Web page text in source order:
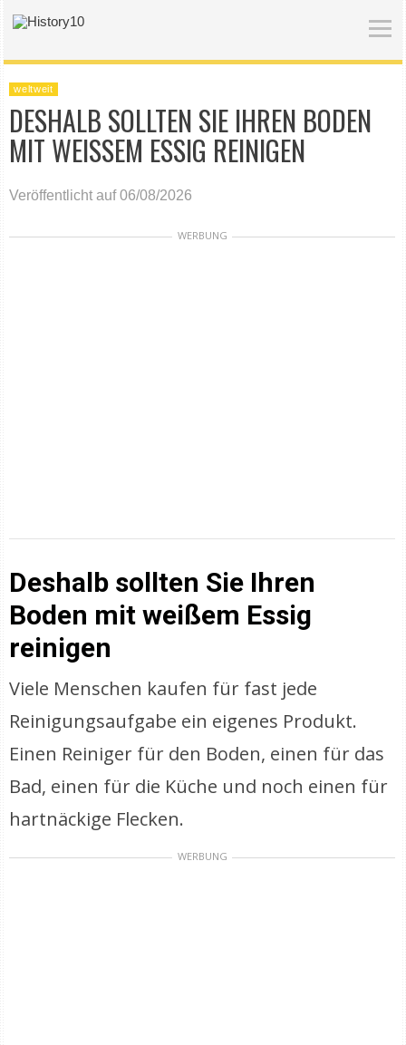
weltweit
DESHALB SOLLTEN SIE IHREN BODEN
MIT WEISSEM ESSIG REINIGEN
Veröffentlicht auf 06/08/2026
WERBUNG
Deshalb sollten Sie Ihren
Boden mit weißem Essig
reinigen
Viele Menschen kaufen für fast jede
Reinigungsaufgabe ein eigenes Produkt.
Einen Reiniger für den Boden, einen für das
Bad, einen für die Küche und noch einen für
hartnäckige Flecken.
WERBUNG